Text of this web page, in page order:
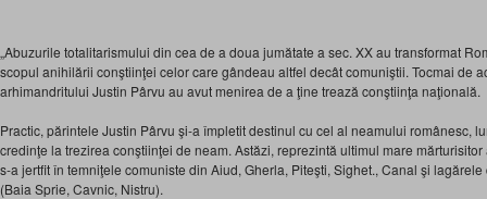
„Abuzurile totalitarismului din cea de a doua jumătate a sec. XX au transformat
scopul anihilării conştiinţei celor care gândeau altfel decât comuniştii. Tocmai de
arhimandritului Justin Pârvu au avut menirea de a ţine trează conştiinţa naţională.
Practic, părintele Justin Pârvu şi-a împletit destinul cu cel al neamului românesc,
credinţe la trezirea conştiinţei de neam. Astăzi, reprezintă ultimul mare
s-a jertfit în temniţele comuniste din Aiud, Gherla, Piteşti, Sighet., Canal şi lagărele
(Baia Sprie, Cavnic, Nistru).